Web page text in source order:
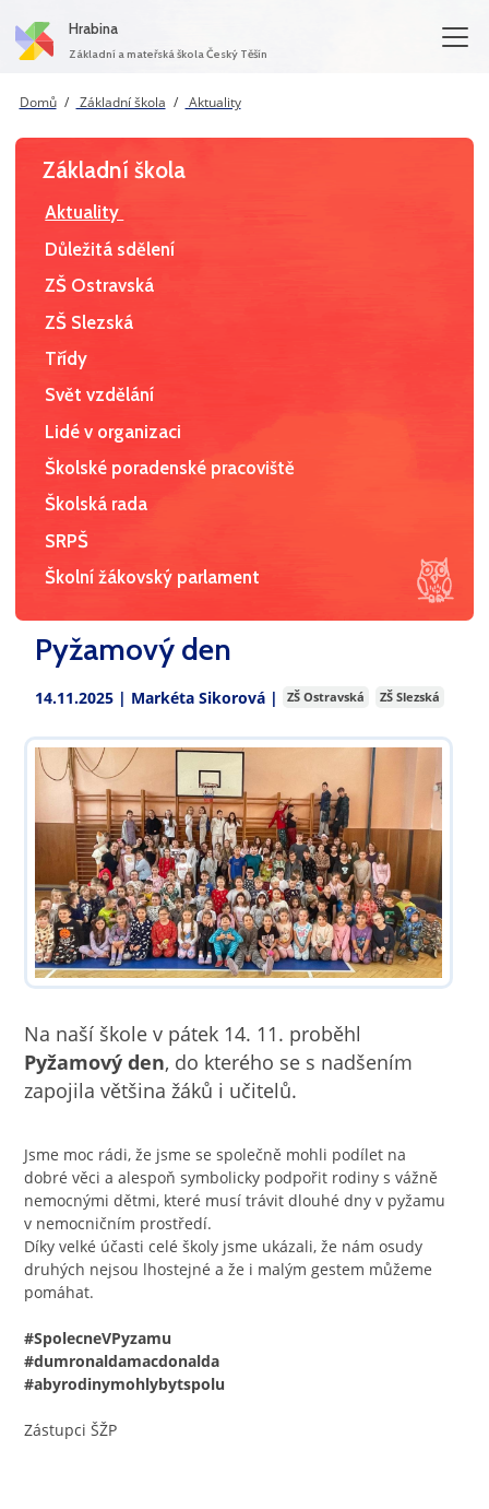
Hrabina
Základní a mateřská škola Český Těšín
Domů Základní škola Aktuality
Základní škola
Aktuality
Důležitá sdělení
ZŠ Ostravská
ZŠ Slezská
Třídy
Svět vzdělání
Lidé v organizaci
Školské poradenské pracoviště
Školská rada
SRPŠ
Školní žákovský parlament
Pyžamový den
14.11.2025 | Markéta Sikorová | ZŠ Ostravská ZŠ Slezská
Na naší škole v pátek 14. 11. proběhl
Pyžamový den, do kterého se s nadšením
zapojila většina žáků i učitelů.
Jsme moc rádi, že jsme se společně mohli podílet na
dobré věci a alespoň symbolicky podpořit rodiny s vážně
nemocnými dětmi, které musí trávit dlouhé dny v pyžamu
v nemocničním prostředí.
Díky velké účasti celé školy jsme ukázali, že nám osudy
druhých nejsou lhostejné a že i malým gestem můžeme
pomáhat.
#SpolecneVPyzamu
#dumronaldamacdonalda
#abyrodinymohlybytspolu
Zástupci ŠŽP